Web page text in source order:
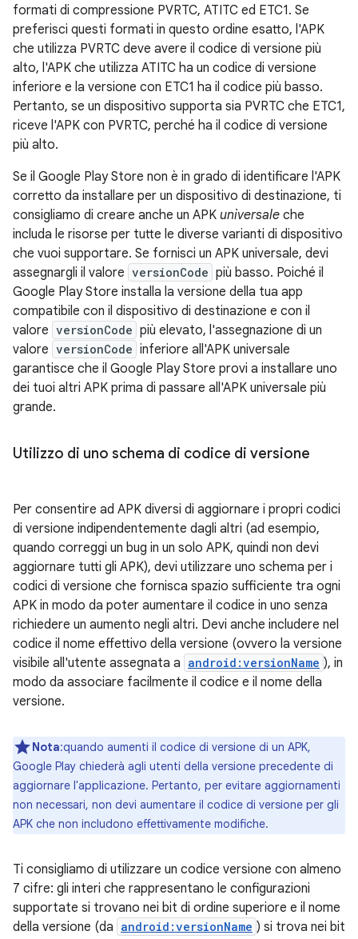
formati di compressione PVRTC, ATITC ed ETC1. Se
preferisci questi formati in questo ordine esatto, l'APK
che utilizza PVRTC deve avere il codice di versione più
alto, l'APK che utilizza ATITC ha un codice di versione
inferiore e la versione con ETC1 ha il codice più basso.
Pertanto, se un dispositivo supporta sia PVRTC che ETC1,
riceve l'APK con PVRTC, perché ha il codice di versione
più alto.
Se il Google Play Store non è in grado di identificare l'APK
corretto da installare per un dispositivo di destinazione, ti
consigliamo di creare anche un APK universale che
includa le risorse per tutte le diverse varianti di dispositivo
che vuoi supportare. Se fornisci un APK universale, devi
assegnargli il valore versionCode più basso. Poiché il
Google Play Store installa la versione della tua app
compatibile con il dispositivo di destinazione e con il
valore versionCode più elevato, l'assegnazione di un
valore versionCode inferiore all'APK universale
garantisce che il Google Play Store provi a installare uno
dei tuoi altri APK prima di passare all'APK universale più
grande.
Utilizzo di uno schema di codice di versione
Per consentire ad APK diversi di aggiornare i propri codici
di versione indipendentemente dagli altri (ad esempio,
quando correggi un bug in un solo APK, quindi non devi
aggiornare tutti gli APK), devi utilizzare uno schema per i
codici di versione che fornisca spazio sufficiente tra ogni
APK in modo da poter aumentare il codice in uno senza
richiedere un aumento negli altri. Devi anche includere nel
codice il nome effettivo della versione (ovvero la versione
visibile all'utente assegnata a android:versionName ), in
modo da associare facilmente il codice e il nome della
versione.
Nota:quando aumenti il codice di versione di un APK,
Google Play chiederà agli utenti della versione precedente di
aggiornare l'applicazione. Pertanto, per evitare aggiornamenti
non necessari, non devi aumentare il codice di versione per gli
APK che non includono effettivamente modifiche.
Ti consigliamo di utilizzare un codice versione con almeno
7 cifre: gli interi che rappresentano le configurazioni
supportate si trovano nei bit di ordine superiore e il nome
della versione (da android:versionName ) si trova nei bit